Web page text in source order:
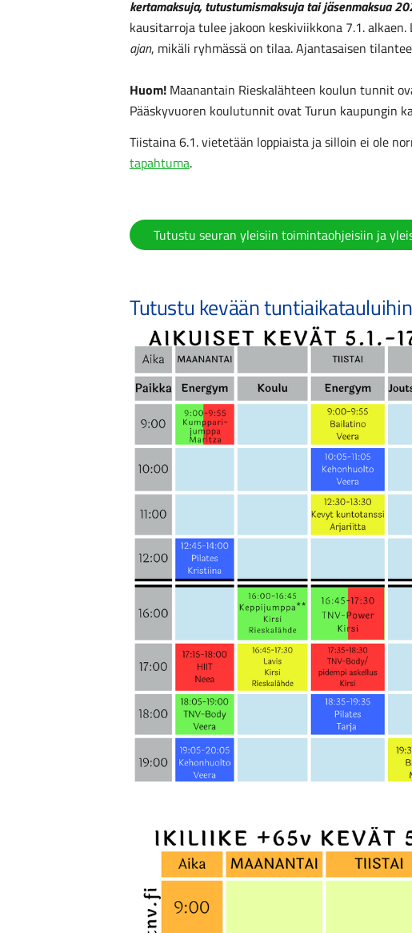
kertamaksuja, tutustumismaksuja tai jäsenmaksua
kausitarroja tulee jakoon keskiviikkona 7.1.
ajan, mikäli ryhmässä on tilaa. Ajantasaisen
Huom! Maanantain Rieskalähteen koulun tunnit
Pääskyvuoren koulutunnit ovat Turun kaupungin
Tiistaina 6.1. vietetään loppiaista ja silloin ei ole
tapahtuma.
Tutustu seuran yleisiin toimintaohjeisiin ja
Tutustu kevään